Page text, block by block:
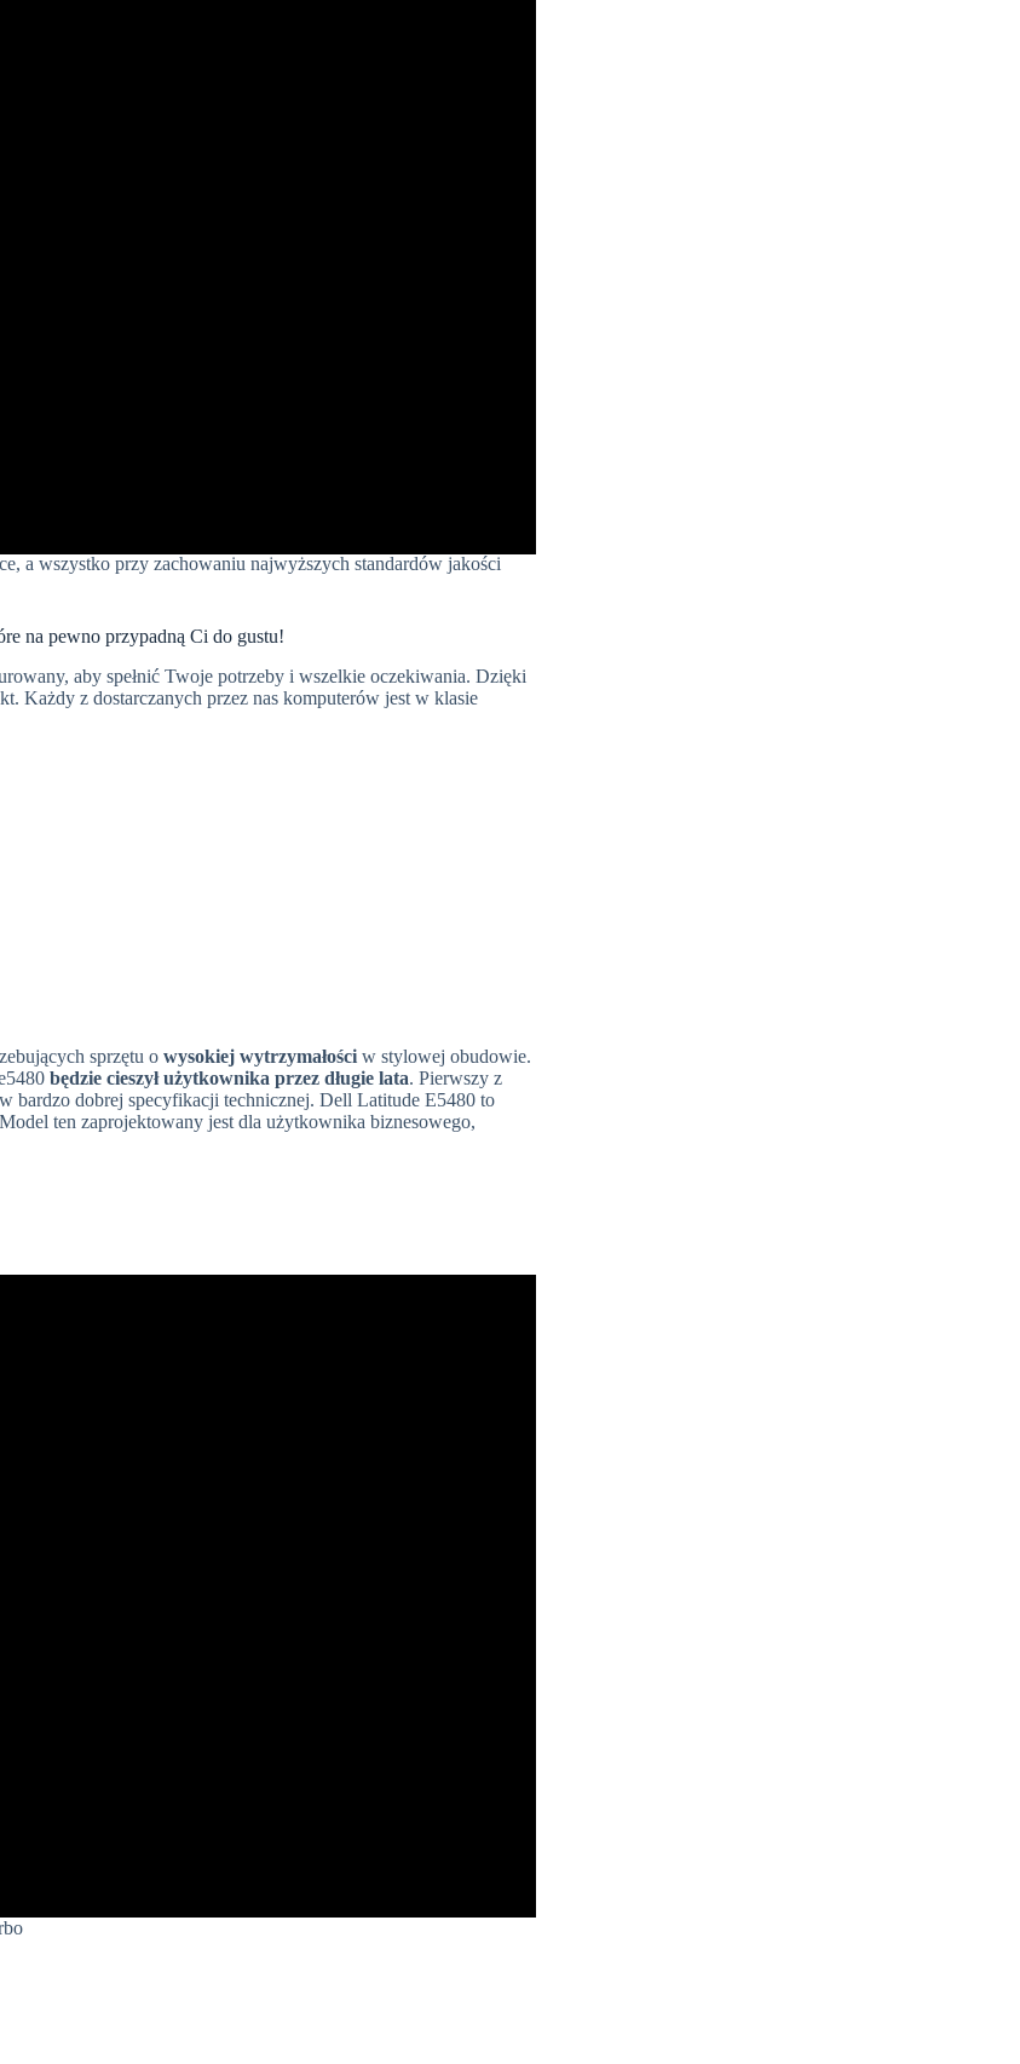
a wszystko przy zachowaniu najwyższych standardów jakości
na pewno przypadną Ci do gustu!
aby spełnić Twoje potrzeby i wszelkie oczekiwania. Dzięki
Każdy z dostarczanych przez nas komputerów jest w klasie
sprzętu o wysokiej wytrzymałości w stylowej obudowie.
będzie cieszył użytkownika przez długie lata. Pierwszy z
bardzo dobrej specyfikacji technicznej. Dell Latitude E5480 to
ten zaprojektowany jest dla użytkownika biznesowego,